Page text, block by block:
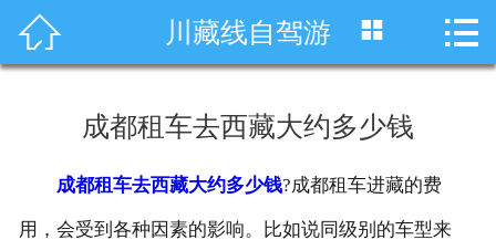
 首页
川藏线租车
 川藏线自驾游  
成都租车去西藏大约多少钱
成都租车去西藏大约多少钱?成都租车进藏的费
用，会受到各种因素的影响。比如说同级别的车型来